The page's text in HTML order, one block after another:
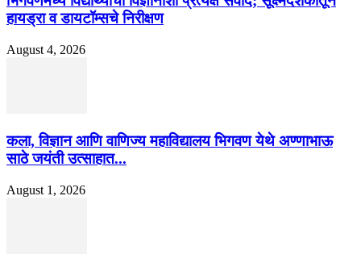
हायड्रा व डायटॉम्सचे निरीक्षण
August 4, 2026
कला, विज्ञान आणि वाणिज्य महाविद्यालय भिगवण येथे अण्णाभाऊ
साठे जयंती उत्साहात...
August 1, 2026